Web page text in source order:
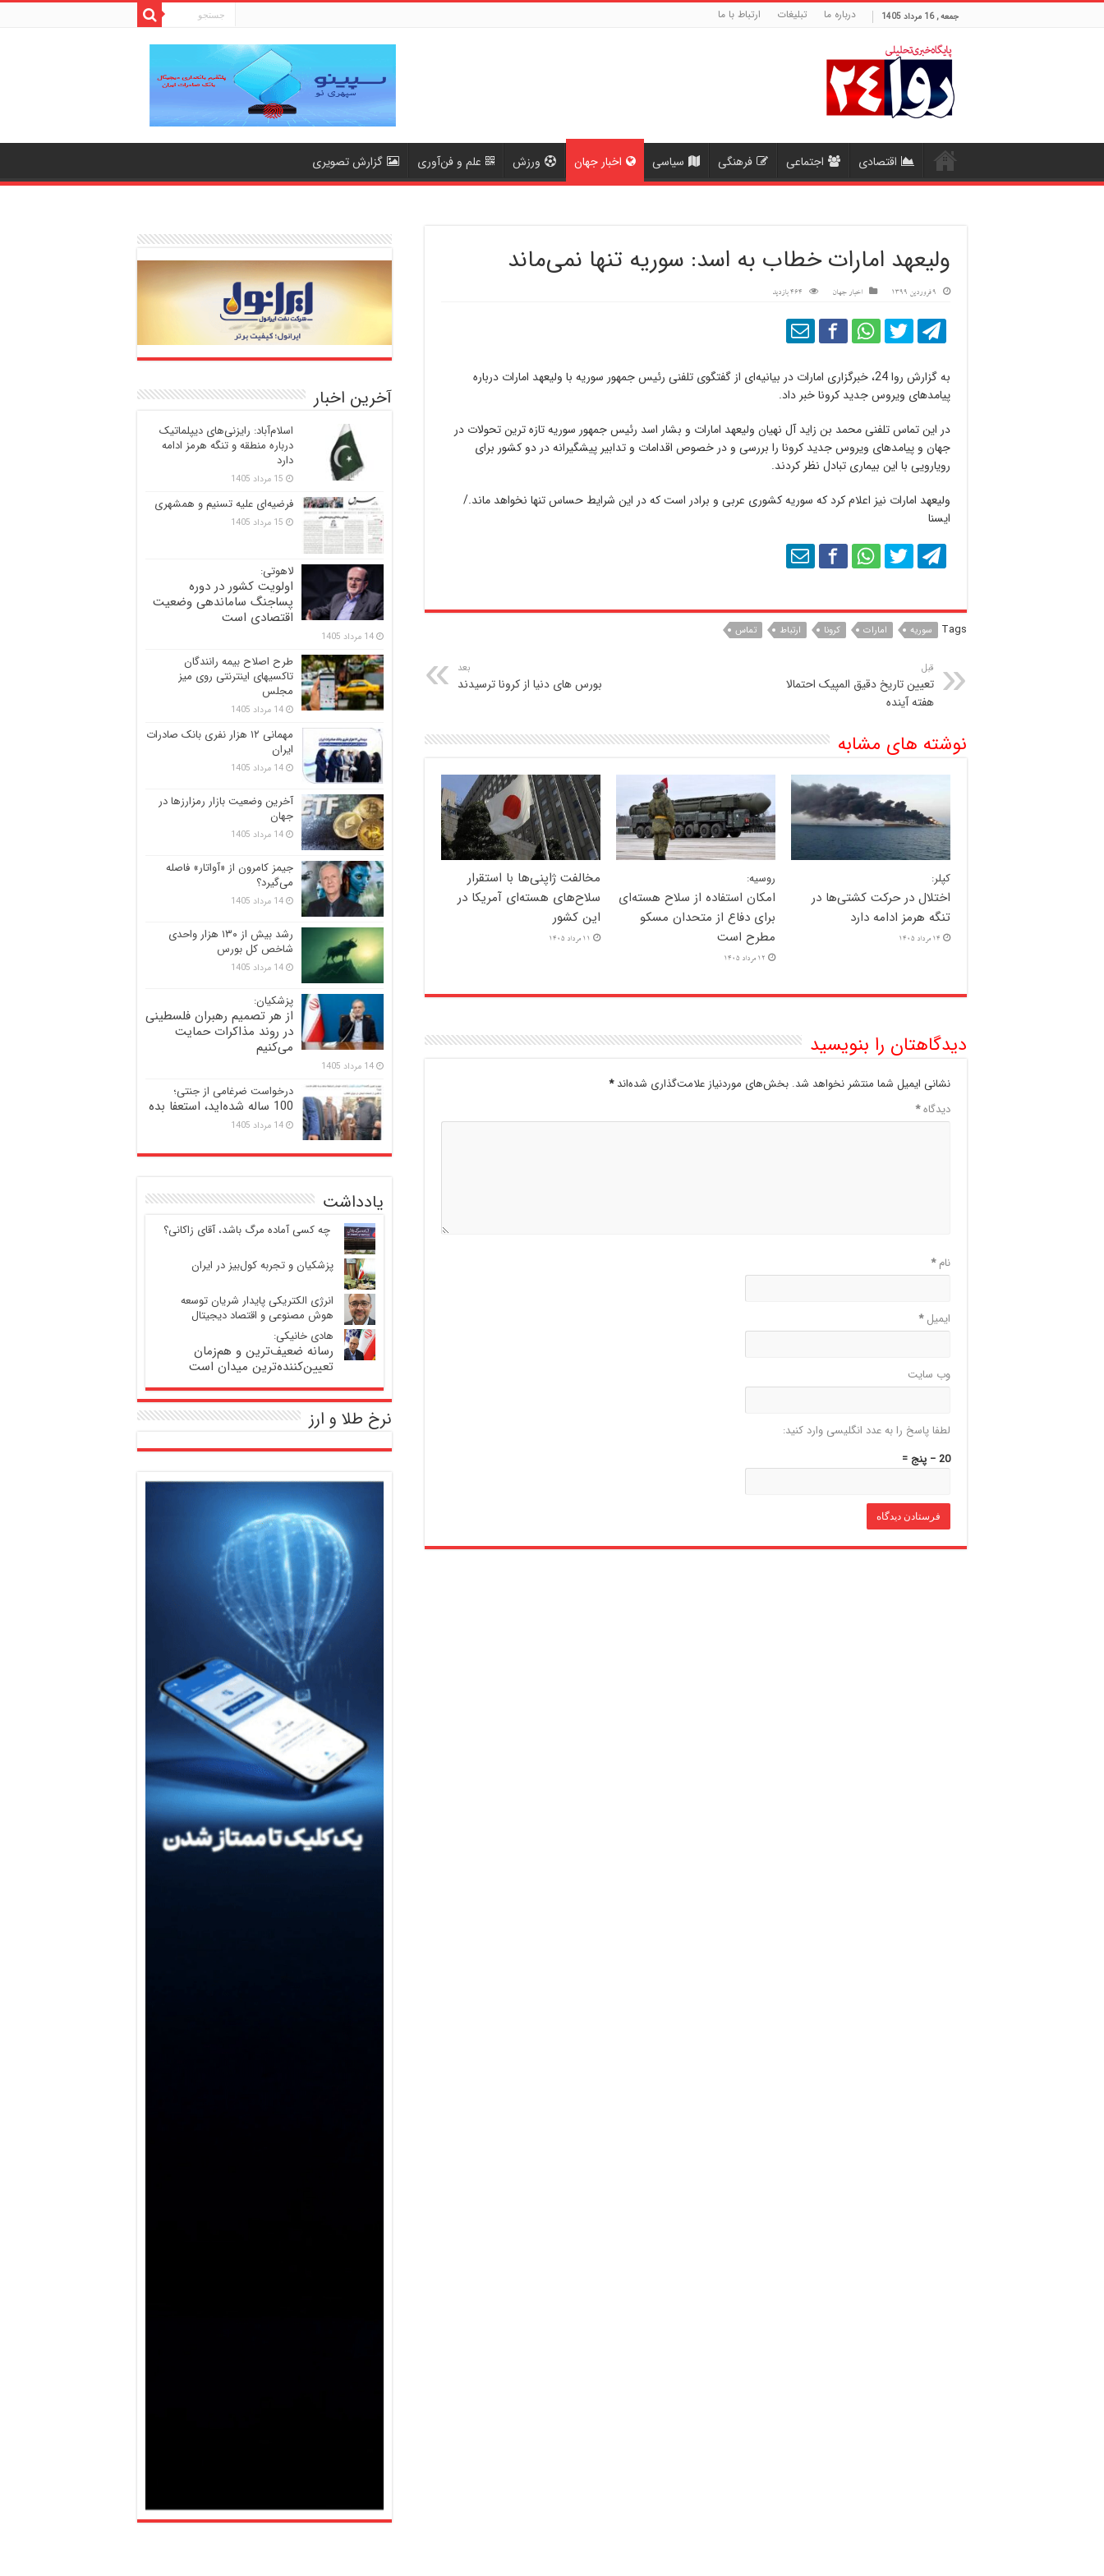
جمعه , 16 مرداد 1405 درباره ما تبلیغات ارتباط با ما
اقتصادی اجتماعی فرهنگی سیاسی اخبار جهان ورزش علم و فن‌آوری گزارش تصویری
ولیعهد امارات خطاب به اسد: سوریه تنها نمی‌ماند
9 فروردین 1399 اخبار جهان 464 بازدید
به گزارش روا 24، خبرگزاری امارات در بیانیه‌ای از گفتگوی تلفنی رئیس جمهور سوریه با ولیعهد امارات درباره
پیامدهای ویروس جدید کرونا خبر داد.
در این تماس تلفنی محمد بن زاید آل نهیان ولیعهد امارات و بشار اسد رئیس جمهور سوریه تازه ترین تحولات در
جهان و پیامدهای ویروس جدید کرونا را بررسی و در خصوص اقدامات و تدابیر پیشگیرانه در دو کشور برای
رویارویی با این بیماری تبادل نظر کردند.
ولیعهد امارات نیز اعلام کرد که سوریه کشوری عربی و برادر است که در این شرایط حساس تنها نخواهد ماند./
ایسنا
Tags سوریه امارات کرونا ارتباط تماس
قبل
تعیین تاریخ دقیق المپیک احتمالا
هفته آینده
بعد
بورس های دنیا از کرونا ترسیدند
نوشته های مشابه
کپلر:
اختلال در حرکت کشتی‌ها در
تنگه هرمز ادامه دارد
14 مرداد 1405
روسیه:
امکان استفاده از سلاح هسته‌ای
برای دفاع از متحدان مسکو
مطرح است
12 مرداد 1405
مخالفت ژاپنی‌ها با استقرار
سلاح‌های هسته‌ای آمریکا در
این کشور
11 مرداد 1405
دیدگاهتان را بنویسید
نشانی ایمیل شما منتشر نخواهد شد. بخش‌های موردنیاز علامت‌گذاری شده‌اند*
دیدگاه*
نام*
ایمیل*
وب‌ سایت
لطفا پاسخ را به عدد انگلیسی وارد کنید:
20 − پنج =
آخرین اخبار
اسلام‌آباد: رایزنی‌های دیپلماتیک
درباره منطقه و تنگه هرمز ادامه
دارد
15 مرداد 1405
فرضیه‌ای علیه تسنیم و همشهری
15 مرداد 1405
لاهوتی:
اولویت کشور در دوره
پساجنگ ساماندهی وضعیت
اقتصادی است
14 مرداد 1405
طرح اصلاح بیمه رانندگان
تاکسیهای اینترنتی روی میز
مجلس
14 مرداد 1405
مهمانی ۱۲ هزار نفری بانک صادرات
ایران
14 مرداد 1405
آخرین وضعیت بازار رمزارزها در
جهان
14 مرداد 1405
جیمز کامرون از «آواتار» فاصله
می‌گیرد؟
14 مرداد 1405
رشد بیش از ۱۳۰ هزار واحدی
شاخص کل بورس
14 مرداد 1405
پزشکیان:
از هر تصمیم رهبران فلسطینی
در روند مذاکرات حمایت
می‌کنیم
14 مرداد 1405
درخواست ضرغامی از جنتی؛
100 ساله شده‌اید، استعفا بده
14 مرداد 1405
یادداشت
‍ چه کسی آماده مرگ باشد، آقای زاکانی؟
پزشکیان و تجربه کول‌بیز در ایران
انرژی الکتریکی پایدار شریان توسعه
هوش مصنوعی و اقتصاد دیجیتال
هادی خانیکی:
رسانه ضعیف‌ترین و هم‌زمان
تعیین‌کننده‌ترین میدان است
نرخ طلا و ارز